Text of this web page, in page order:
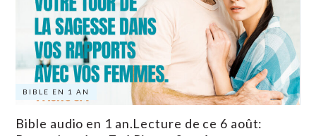
BIBLE EN 1 AN
Bible audio en 1 an.Lecture de ce 6 août: